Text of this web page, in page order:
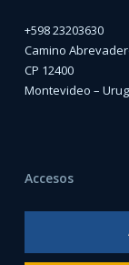
+598 23203630
Camino
CP 12400
Montevideo –
Accesos